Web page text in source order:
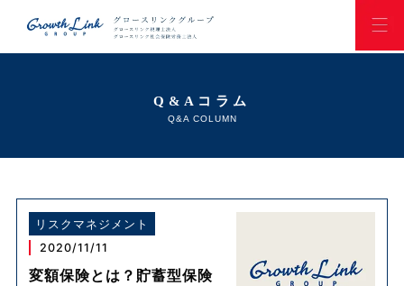
Q&Aコラム
Q&A COLUMN
リスクマネジメント
2020/11/11
変額保険とは？貯蓄型保険